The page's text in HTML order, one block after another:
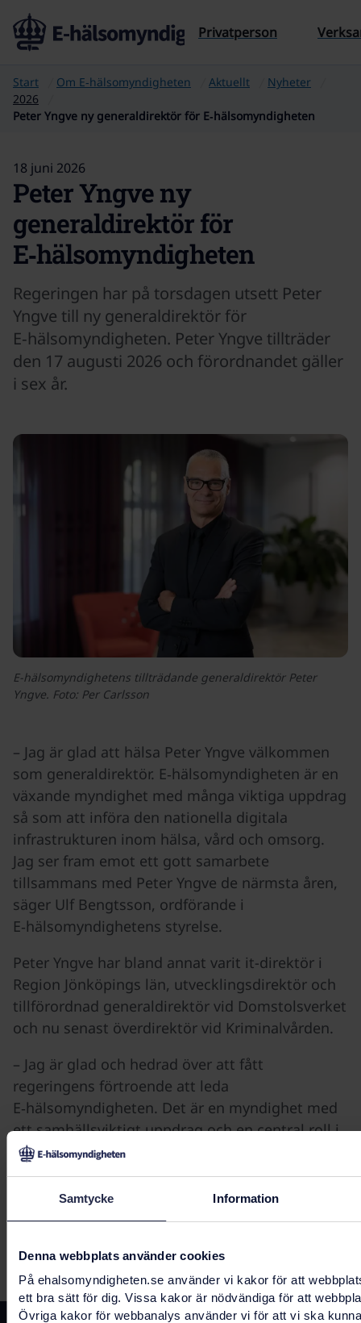
Samtycke Information
Denna webbplats använder cookies
På ehalsomyndigheten.se använder vi kakor för att
ett bra sätt för dig. Vissa kakor är nödvändiga för att
Övriga kakor för webbanalys använder vi för att vi ska
Till sidans innehåll
Privatperson
Start Om E‑hälsomyndigheten Aktuellt
Nyheter
2026
Peter Yngve ny generaldirektör för E‑hälsomyndigheten
Peter Yngve ny
generaldirektör för
E‑hälsomyndigheten
18 juni 2026
Regeringen har på torsdagen utsett Peter
Yngve till ny generaldirektör för
E‑hälsomyndigheten. Peter Yngve tillträder
den 17 augusti 2026 och förordnandet gäller
i sex år.
E-hälsomyndighetens tillträdande generaldirektör Peter
Yngve. Foto: Per Carlsson
– Jag är glad att hälsa Peter Yngve välkommen
som generaldirektör. E‑hälsomyndigheten är en
växande myndighet med många viktiga uppdrag
så som att införa den nationella digitala
infrastrukturen inom hälsa, vård och omsorg.
Jag ser fram emot ett gott samarbete
tillsammans med Peter Yngve de närmsta åren,
säger Ulf Bengtsson, ordförande i
E‑hälsomyndighetens styrelse.
Peter Yngve har bland annat varit it-direktör i
Region Jönköpings län, utvecklingsdirektör och
tillförordnad generaldirektör vid Domstolsverket
och nu senast överdirektör vid Kriminalvården.
– Jag är glad och hedrad över att fått
regeringens förtroende att leda
E‑hälsomyndigheten. Det är en myndighet med
ett samhällsviktigt uppdrag och en central roll i
den digitala utvecklingen inom sektorn hälsa,
vård och omsorg, säger Peter Yngve, tillträdande
generaldirektör på E‑hälsomyndigheten.